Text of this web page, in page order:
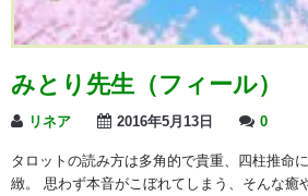
みとり先生（フィール）
リネア 2016年5月13日 0
タロットの読み方は多角的で貴重、四柱推命
緻。 思わず本音がこぼれてしまう、そんな癒